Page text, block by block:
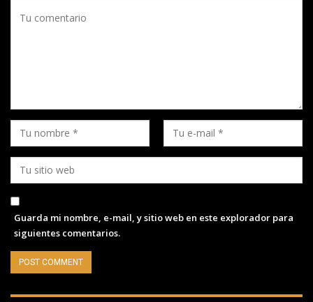
Guarda mi nombre, e-mail, y sitio web en este explorador para
siguientes comentarios.